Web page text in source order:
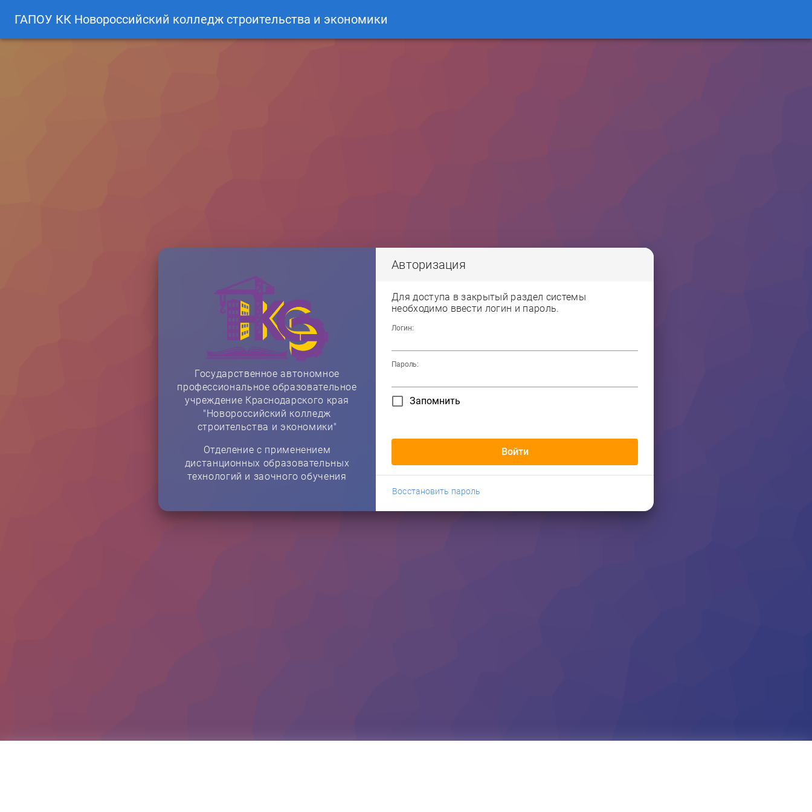
ГАПОУ КК Новороссийский колледж строительства и экономики
Государственное автономное
профессиональное образовательное
учреждение Краснодарского края
"Новороссийский колледж
строительства и экономики"
Отделение с применением
дистанционных образовательных
технологий и заочного обучения
Авторизация
Для доступа в закрытый раздел системы
необходимо ввести логин и пароль.
Логин:
Пароль:
Запомнить
Войти
Восстановить пароль